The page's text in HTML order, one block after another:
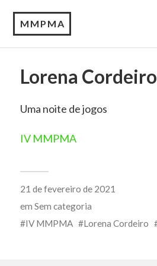
MMPMA
Lorena Cordeiro
Uma noite de jogos
IV MMPMA
21 de fevereiro de 2021
em Sem categoria
IV MMPMA
Lorena Cordeiro